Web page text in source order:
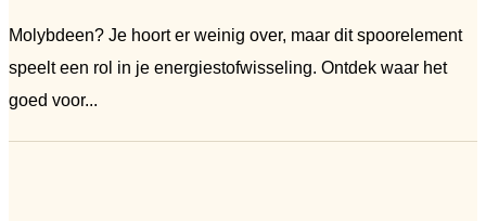
Molybdeen? Je hoort er weinig over, maar dit spoorelement
speelt een rol in je energiestofwisseling. Ontdek waar het
goed voor...